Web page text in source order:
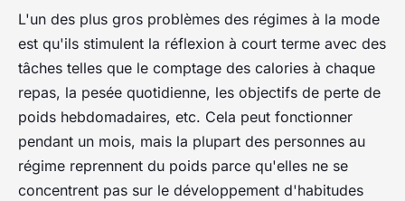
L'un des plus gros problèmes des régimes à la mode
est qu'ils stimulent la réflexion à court terme avec des
tâches telles que le comptage des calories à chaque
repas, la pesée quotidienne, les objectifs de perte de
poids hebdomadaires, etc. Cela peut fonctionner
pendant un mois, mais la plupart des personnes au
régime reprennent du poids parce qu'elles ne se
concentrent pas sur le développement d'habitudes